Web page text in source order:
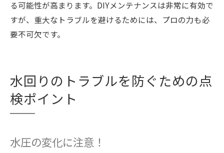
る可能性が高まります。DIYメンテナンスは非常に有効で
すが、重大なトラブルを避けるためには、プロの力も必
要不可欠です。
水回りのトラブルを防ぐための点
検ポイント
水圧の変化に注意！